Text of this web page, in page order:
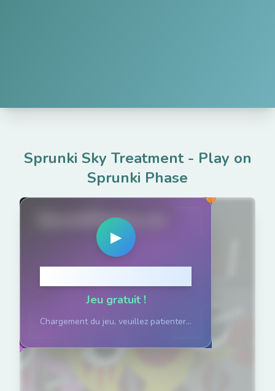
Sprunki Sky Treatment- Play on
Sprunki Phase
SprunkiPhases.net
▶
Jeu gratuit !
Chargement du jeu, veuillez patienter...